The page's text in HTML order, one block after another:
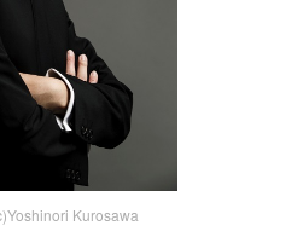
Kurosawa